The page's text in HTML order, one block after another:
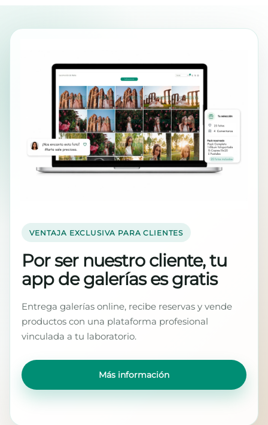
VENTAJA EXCLUSIVA PARA CLIENTES
Por ser nuestro cliente, tu
app de galerías es gratis
Entrega galerías online, recibe reservas y vende
productos con una plataforma profesional
vinculada a tu laboratorio.
Más información